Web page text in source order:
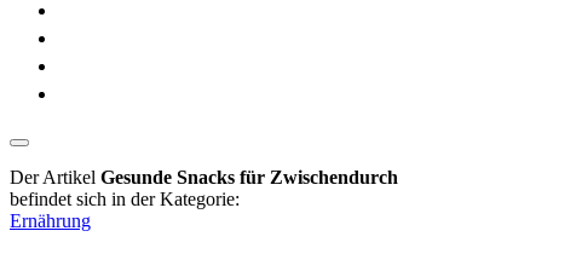
Der Artikel Gesunde Snacks für Zwischendurch
befindet sich in der Kategorie:
Ernährung